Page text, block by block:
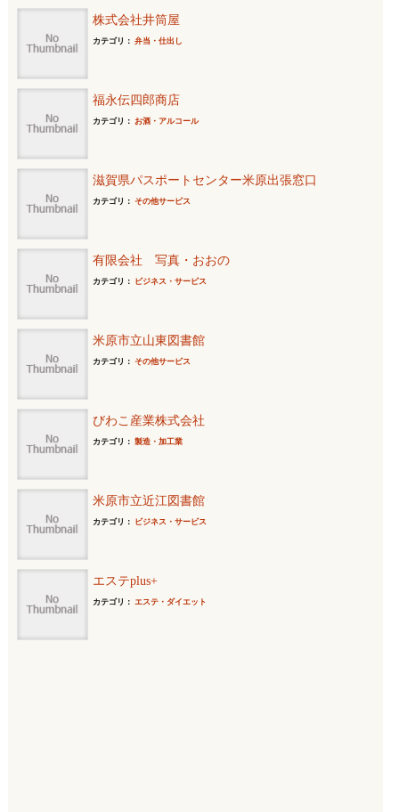
株式会社井筒屋
カテゴリ： 弁当・仕出し
福永伝四郎商店
カテゴリ： お酒・アルコール
滋賀県パスポートセンター米原出張窓口
カテゴリ： その他サービス
有限会社 写真・おおの
カテゴリ： ビジネス・サービス
米原市立山東図書館
カテゴリ： その他サービス
びわこ産業株式会社
カテゴリ： 製造・加工業
米原市立近江図書館
カテゴリ： ビジネス・サービス
エステplus+
カテゴリ： エステ・ダイエット